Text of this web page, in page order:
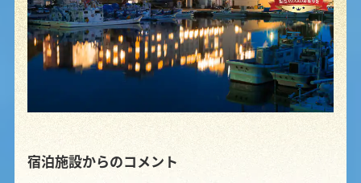
宿泊施設からのコメント